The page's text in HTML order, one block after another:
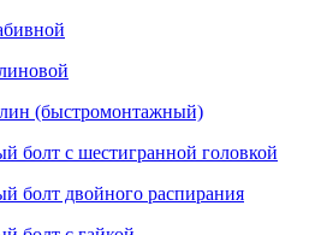
(быстромонтажный)
болт с шестигранной головкой
болт двойного распирания